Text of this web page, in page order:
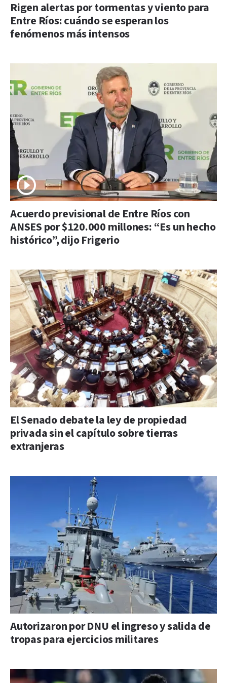
Rigen alertas por tormentas y viento para
Entre Ríos: cuándo se esperan los
fenómenos más intensos
Acuerdo previsional de Entre Ríos con
ANSES por $120.000 millones: “Es un hecho
histórico”, dijo Frigerio
El Senado debate la ley de propiedad
privada sin el capítulo sobre tierras
extranjeras
Autorizaron por DNU el ingreso y salida de
tropas para ejercicios militares